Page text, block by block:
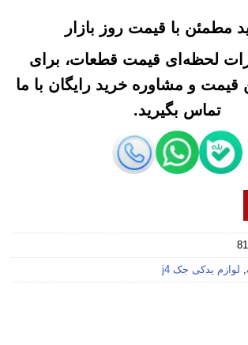
مطمئن با قیمت روز بازار
لحظه‌ای قیمت قطعات، برای
قیمت و مشاوره خرید رایگان با ما
تماس بگیرید.
, لوازم یدکی جک j4